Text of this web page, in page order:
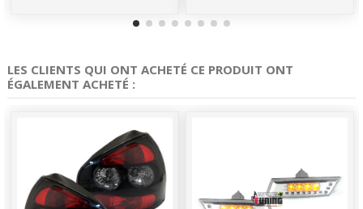
LES CLIENTS QUI ONT ACHETÉ CE PRODUIT ONT
ÉGALEMENT ACHETÉ :